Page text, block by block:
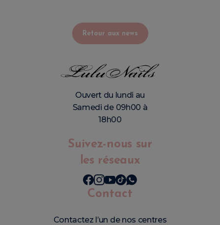
Retour aux news
Ouvert du lundi au
Samedi de 09h00 à
18h00
Suivez-nous sur
les réseaux
Contact
Contactez l’un de nos centres